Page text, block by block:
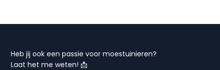
Heb jij ook een passie voor moestuinieren?
Laat het me weten! 📩